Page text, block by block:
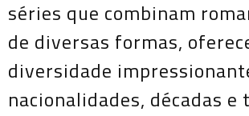
séries que combinam
de diversas formas,
diversidade
nacionalidades, décadas e